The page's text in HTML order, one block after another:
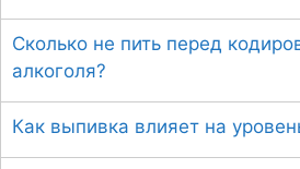
Сколько не пить перед
алкоголя?
Как выпивка влияет на